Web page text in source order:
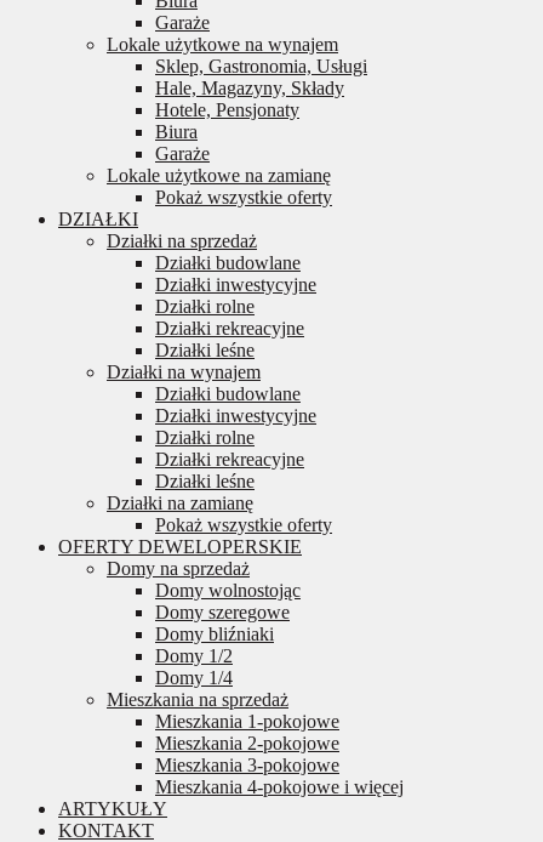
Garaże
Lokale użytkowe na wynajem
Sklep, Gastronomia, Usługi
Hale, Magazyny, Składy
Hotele, Pensjonaty
Biura
Garaże
Lokale użytkowe na zamianę
Pokaż wszystkie oferty
DZIAŁKI
Działki na sprzedaż
Działki budowlane
Działki inwestycyjne
Działki rolne
Działki rekreacyjne
Działki leśne
Działki na wynajem
Działki budowlane
Działki inwestycyjne
Działki rolne
Działki rekreacyjne
Działki leśne
Działki na zamianę
Pokaż wszystkie oferty
OFERTY DEWELOPERSKIE
Domy na sprzedaż
Domy wolnostojąc
Domy szeregowe
Domy bliźniaki
Domy 1/2
Domy 1/4
Mieszkania na sprzedaż
Mieszkania 1-pokojowe
Mieszkania 2-pokojowe
Mieszkania 3-pokojowe
Mieszkania 4-pokojowe i więcej
ARTYKUŁY
KONTAKT